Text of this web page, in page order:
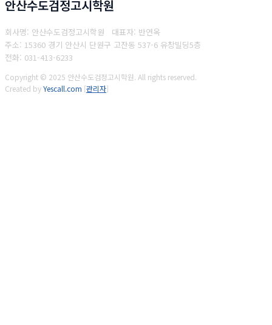
안산수도검정고시학원
회사명: 안산수도검정고시학원 대표자: 반연옥
주소: 15360 경기 안산시 단원구 고잔동 537-6 유창빌딩5층
전화: 031-413-6233
Copyright © 2025 안산수도검정고시학원. All rights reserved.
Created byYescall.com [관리자]